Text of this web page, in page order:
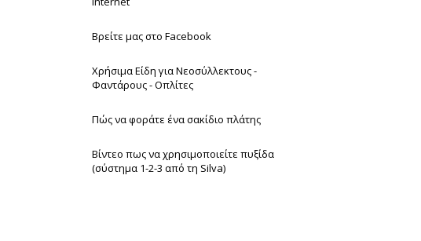
Βρείτε μας στο Facebook
Χρήσιμα Είδη για Νεοσύλλεκτους -
Φαντάρους - Οπλίτες
Πώς να φοράτε ένα σακίδιο πλάτης
Βίντεο πως να χρησιμοποιείτε πυξίδα
(σύστημα 1-2-3 από τη Silva)